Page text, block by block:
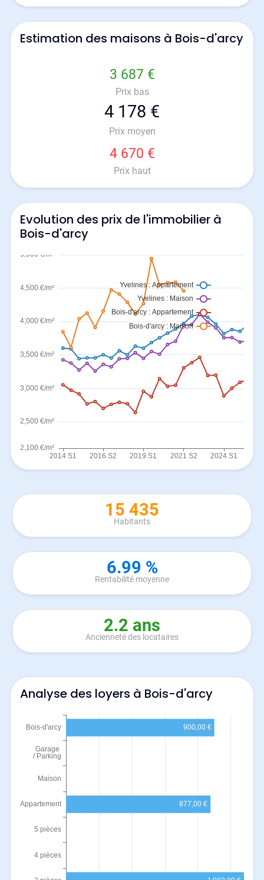
Estimation des maisons à Bois-d'arcy
3 687 €
Prix bas
4 178 €
Prix moyen
4 670 €
Prix haut
Evolution des prix de l'immobilier à
Bois-d'arcy
15 435
Habitants
6.99 %
Rentabilité moyenne
2.2 ans
Ancienneté des locataires
Analyse des loyers à Bois-d'arcy